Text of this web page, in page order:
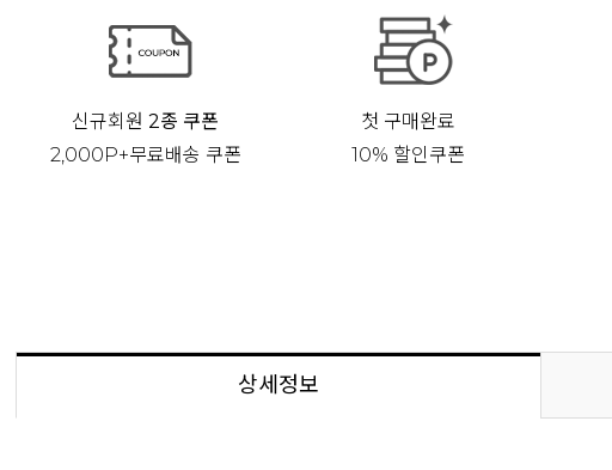
신규회원2종 쿠폰
2,000P+무료배송 쿠폰
첫 구매완료
10% 할인쿠폰
상세정보